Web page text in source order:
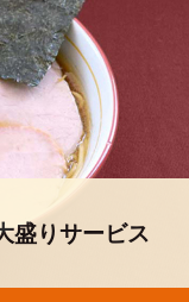
盛りサービス